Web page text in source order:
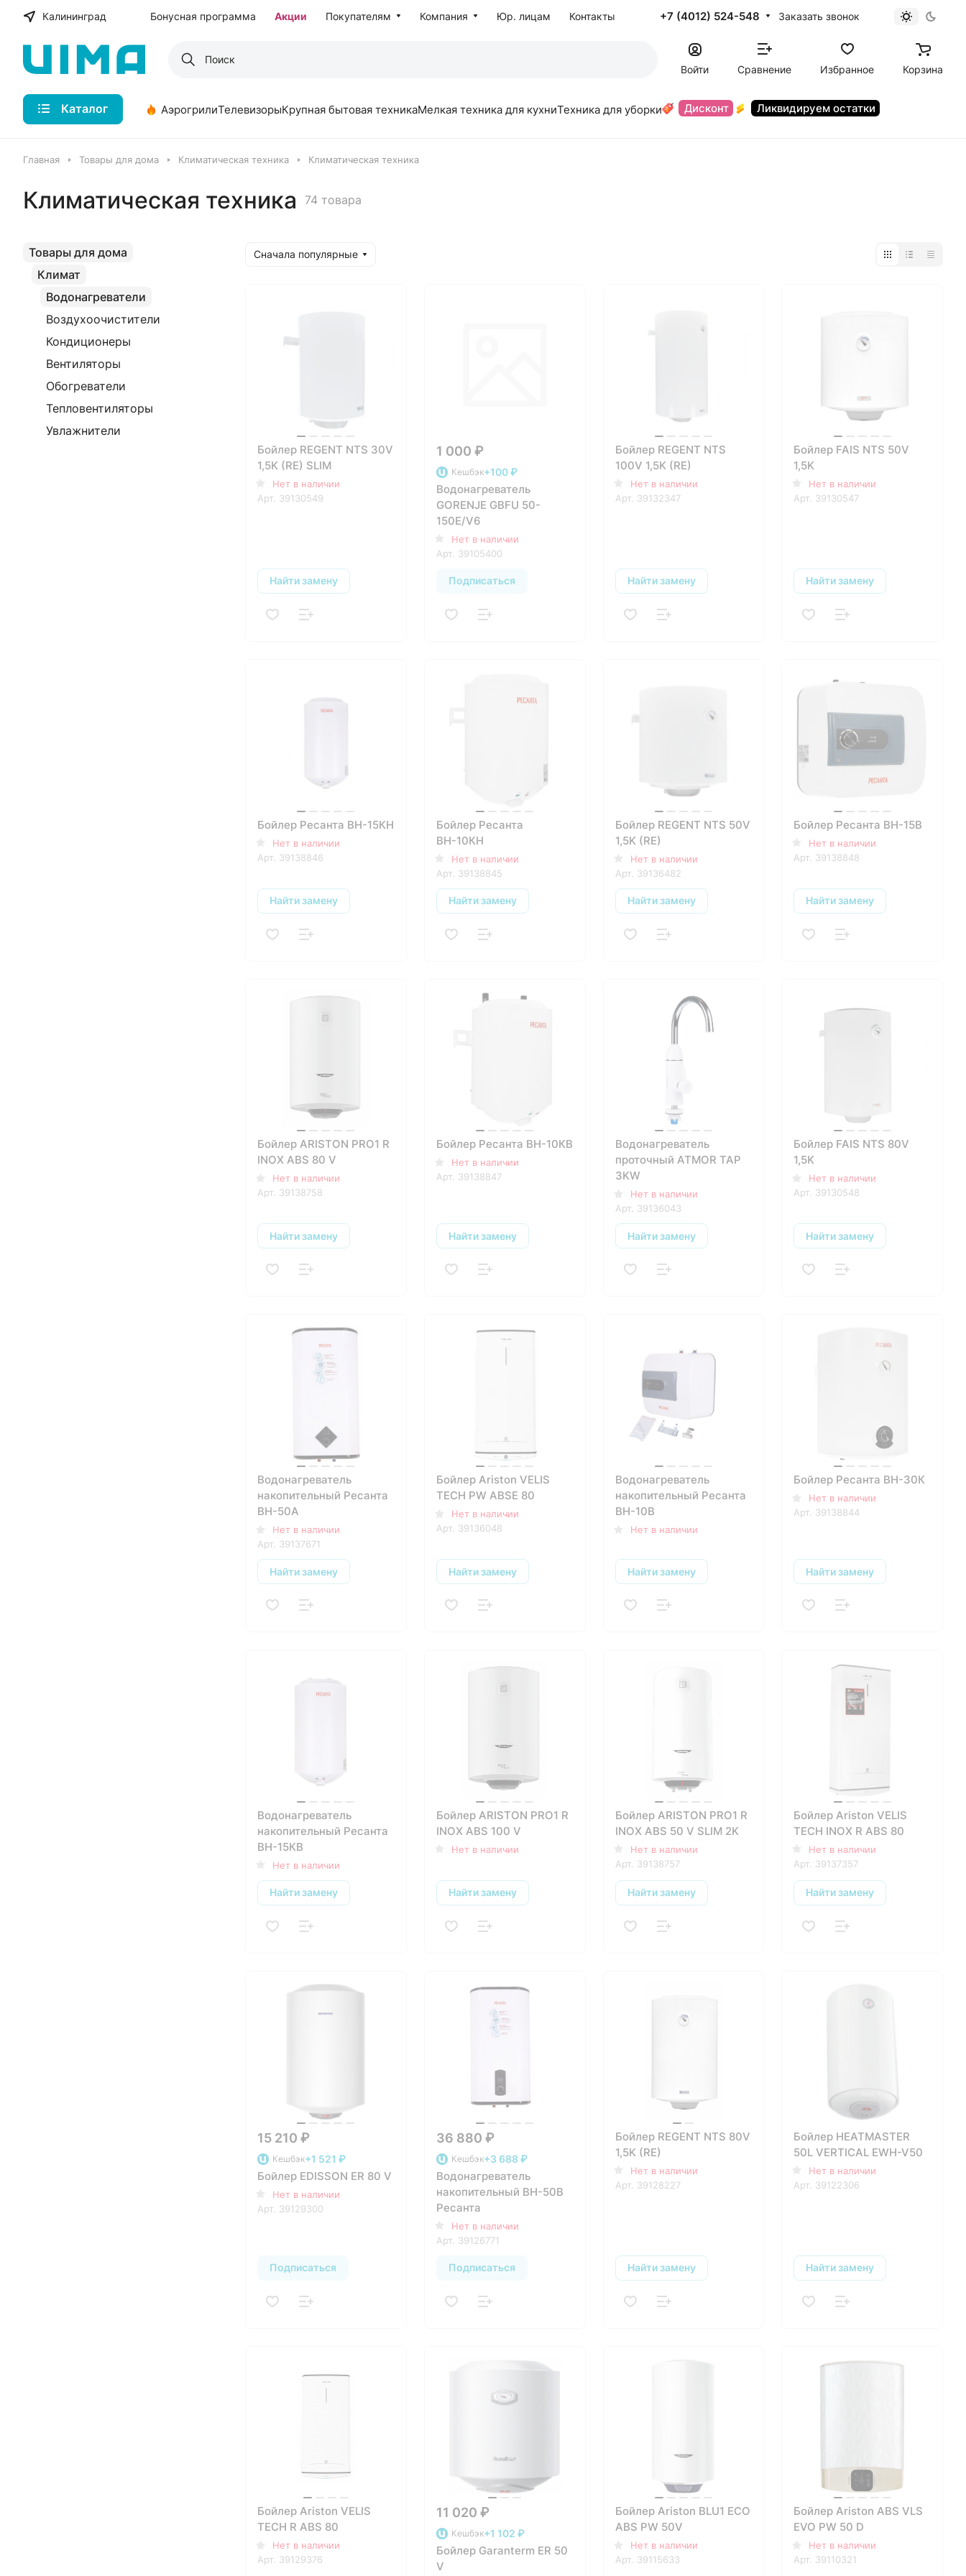
Калининград Бонусная программа Акции Покупателям Компания Юр. лицам Контакты +7 (4012) 524-548 Заказать звонок
Войти Сравнение Избранное Корзина
Каталог АэрогрилиТелевизорыКрупная бытовая техникаМелкая техника для кухниТехника для уборки Дисконт Ликвидируем остатки
Главная Товары для дома Климатическая техника Климатическая техника
Климатическая техника 74 товара
Сначала популярные
Бойлер REGENT NTS 30V
1,5K (RE) SLIM
Нет в наличии
Арт. 39130549
Найти замену
1 000 ₽
Кешбэк+100 ₽
Водонагреватель
GORENJE GBFU 50-
150E/V6
Нет в наличии
Арт. 39105400
Подписаться
Бойлер REGENT NTS
100V 1,5K (RE)
Нет в наличии
Арт. 39132347
Найти замену
Бойлер FAIS NTS 50V
1,5K
Нет в наличии
Арт. 39130547
Найти замену
Бойлер Ресанта ВН-15КH
Нет в наличии
Арт. 39138846
Найти замену
Бойлер Ресанта
ВН-10КН
Нет в наличии
Арт. 39138845
Найти замену
Бойлер REGENT NTS 50V
1,5K (RE)
Нет в наличии
Арт. 39136482
Найти замену
Бойлер Ресанта ВН-15В
Нет в наличии
Арт. 39138848
Найти замену
Бойлер ARISTON PRO1 R
INOX ABS 80 V
Нет в наличии
Арт. 39138758
Найти замену
Бойлер Ресанта ВН-10КВ
Нет в наличии
Арт. 39138847
Найти замену
Водонагреватель
проточный ATMOR TAP
3KW
Нет в наличии
Арт. 39136043
Найти замену
Бойлер FAIS NTS 80V
1,5K
Нет в наличии
Арт. 39130548
Найти замену
Водонагреватель
накопительный Ресанта
ВН-50А
Нет в наличии
Арт. 39137671
Найти замену
Бойлер Ariston VELIS
TECH PW ABSE 80
Нет в наличии
Арт. 39136048
Найти замену
Водонагреватель
накопительный Ресанта
ВН-10В
Нет в наличии
Найти замену
Бойлер Ресанта ВН-30К
Нет в наличии
Арт. 39138844
Найти замену
Водонагреватель
накопительный Ресанта
ВН-15КВ
Нет в наличии
Найти замену
Бойлер ARISTON PRO1 R
INOX ABS 100 V
Нет в наличии
Найти замену
Бойлер ARISTON PRO1 R
INOX ABS 50 V SLIM 2K
Нет в наличии
Арт. 39138757
Найти замену
Бойлер Ariston VELIS
TECH INOX R ABS 80
Нет в наличии
Арт. 39137357
Найти замену
15 210 ₽
Кешбэк+1 521 ₽
Бойлер EDISSON ER 80 V
Нет в наличии
Арт. 39129300
Подписаться
36 880 ₽
Кешбэк+3 688 ₽
Водонагреватель
накопительный BH-50B
Ресанта
Нет в наличии
Арт. 39126771
Подписаться
Бойлер REGENT NTS 80V
1,5K (RE)
Нет в наличии
Арт. 39128227
Найти замену
Бойлер HEATMASTER
50L VERTICAL EWH-V50
Нет в наличии
Арт. 39122306
Найти замену
Бойлер Ariston VELIS
TECH R ABS 80
Нет в наличии
Арт. 39129376
11 020 ₽
Кешбэк+1 102 ₽
Бойлер Garanterm ER 50
V
Бойлер Ariston BLU1 ECO
ABS PW 50V
Нет в наличии
Арт. 39115633
Бойлер Ariston ABS VLS
EVO PW 50 D
Нет в наличии
Арт. 39110321
Товары для дома
Климат
Водонагреватели
Воздухоочистители
Кондиционеры
Вентиляторы
Обогреватели
Тепловентиляторы
Увлажнители